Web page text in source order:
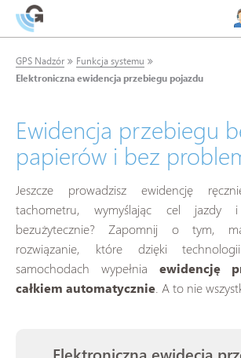
GPS Nadzór
Funkcja systemu
Elektroniczna ewidencja przebiegu pojazdu
Ewidencja przebiegu
papierów i bez
Jeszcze prowadzisz ewidencję
tachometru, wymyślając cel jazdy
bezużytecznie? Zapomnij o tym,
rozwiązanie, które dzięki
samochodach wypełnia ewidencję
całkiem automatycznie . A to nie
Elektroniczna ewidecja